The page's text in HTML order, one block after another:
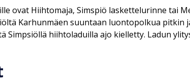
ovat Hiihtomaja, Simspiö laskettelurinne tai
Karhunmäen suuntaan luontopolkua
Simpsiöllä hiihtoladuilla ajo kielletty. Ladun